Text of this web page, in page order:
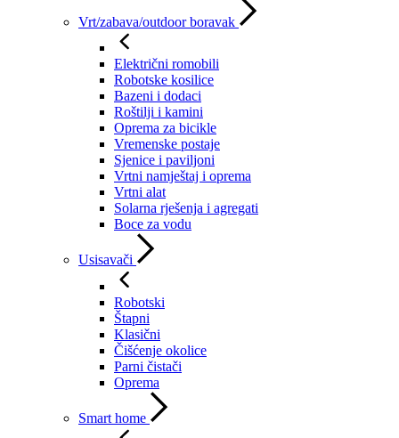
Vrt/zabava/outdoor boravak
Električni romobili
Robotske kosilice
Bazeni i dodaci
Roštilji i kamini
Oprema za bicikle
Vremenske postaje
Sjenice i paviljoni
Vrtni namještaj i oprema
Vrtni alat
Solarna rješenja i agregati
Boce za vodu
Usisavači
Robotski
Štapni
Klasični
Čišćenje okolice
Parni čistači
Oprema
Smart home